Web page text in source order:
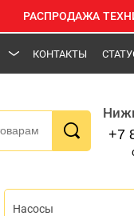
РАСПРОДАЖА
КОНТАКТЫ
+7
Насосы